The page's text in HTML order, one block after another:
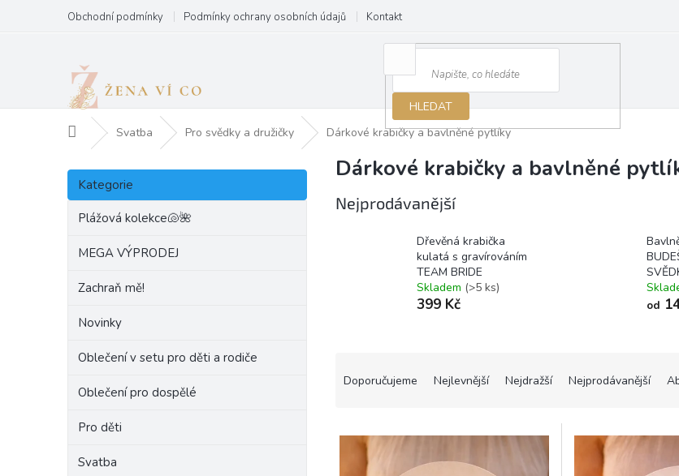
obsah
Obchodní podmínky Podmínky ochrany osobních údajů Kontakt
HLEDAT
Domů Svatba Pro svědky a družičky Dárkové krabičky a bavlněné pytlíky
P
s
Přeskočit
kategorie
Kategorie
Plážová kolekce🐚🌺
MEGA VÝPRODEJ
Zachraň mě!
Novinky
Oblečení v setu pro děti a rodiče
Oblečení pro dospělé
Pro děti
Svatba
Dárkové krabičky a bavlněné
Nejprodávanější
Dřevěná krabička
kulatá s gravírováním
TEAM BRIDE
Skladem (>5 ks)
399 Kč
od
n
Doporučujeme Nejlevnější Nejdražší Nejprodávanější
V